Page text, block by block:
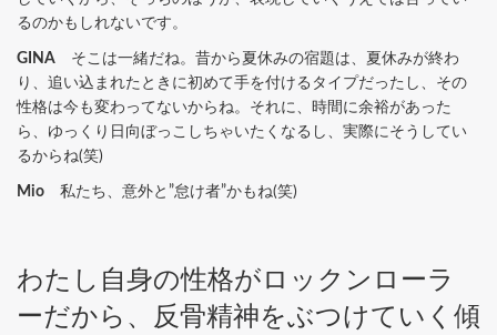
るのかもしれないです。
GINA そこは一緒だね。昔から夏休みの宿題は、夏休みが終わ
り、追い込まれたときに初めて手を付けるタイプだったし、その
性格は今も変わってないからね。それに、時間に余裕があった
ら、ゆっくり日向ぼっこしちゃいたくなるし、実際にそうしてい
るからね(笑)
Mio 私たち、意外と”怠け者”かもね(笑)
わたし自身の性格がロックンローラ
ーだから、反骨精神をぶつけていく傾